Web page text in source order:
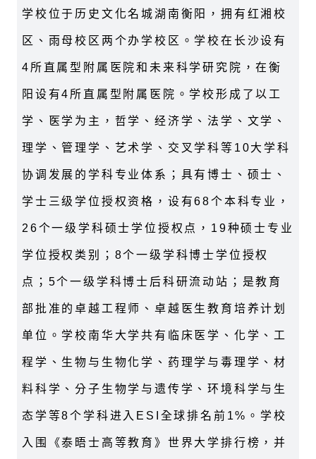
学校位于历史文化名城湖南衡阳，拥有红湘校
区、雨母校区两个办学校区。学校在长沙设有
4所直属型附属医院和未来科学研究院，在衡
阳设有4所直属型附属医院。学校形成了以工
学、医学为主，哲学、经济学、法学、文学、
理学、管理学、艺术学、交叉学科等10大学科
协调发展的学科专业体系；具有博士、硕士、
学士三级学位授权资格，设有68个本科专业，
26个一级学科硕士学位授权点，19种硕士专业
学位授权类别；8个一级学科博士学位授权
点；5个一级学科博士后科研流动站；是教育
部批准的卓越工程师、卓越医生教育培养计划
单位。学校南华大学共有临床医学、化学、工
程学、生物与生物化学、药理学与毒理学、材
料科学、分子生物学与遗传学、环境科学与生
态学等8个学科进入ESI全球排名前1%。学校
入围《泰晤士高等教育》世界大学排行榜，并